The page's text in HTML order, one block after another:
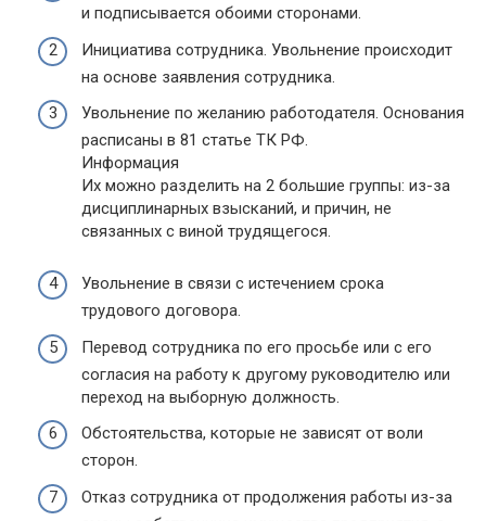
и подписывается обоими сторонами.
Инициатива сотрудника. Увольнение происходит
на основе заявления сотрудника.
Увольнение по желанию работодателя. Основания
расписаны в 81 статье ТК РФ.
Информация
Их можно разделить на 2 большие группы: из-за
дисциплинарных взысканий, и причин, не
связанных с виной трудящегося.
Увольнение в связи с истечением срока
трудового договора.
Перевод сотрудника по его просьбе или с его
согласия на работу к другому руководителю или
переход на выборную должность.
Обстоятельства, которые не зависят от воли
сторон.
Отказ сотрудника от продолжения работы из-за